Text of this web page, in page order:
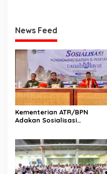
News Feed
Kementerian ATR/BPN
Adakan Sosialisasi
Kepastian Hukum bagi
Masyarakat Hukum Adat di
Tana Toraja